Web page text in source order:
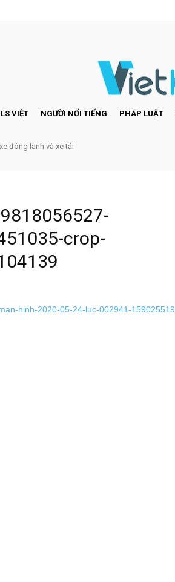
VIỆT NGƯỜI NỔI TIẾNG PHÁP LUẬT
đông lạnh và xe tải
crop-